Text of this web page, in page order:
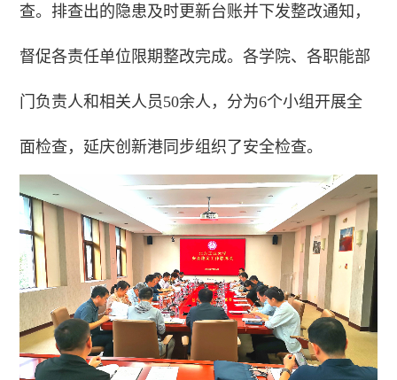
查。排查出的隐患及时更新台账并下发整改通知，
督促各责任单位限期整改完成。各学院、各职能部
门负责人和相关人员50余人，分为6个小组开展全
面检查，延庆创新港同步组织了安全检查。